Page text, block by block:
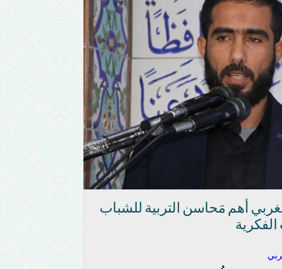
أهم مَحاسن التربية للشباب